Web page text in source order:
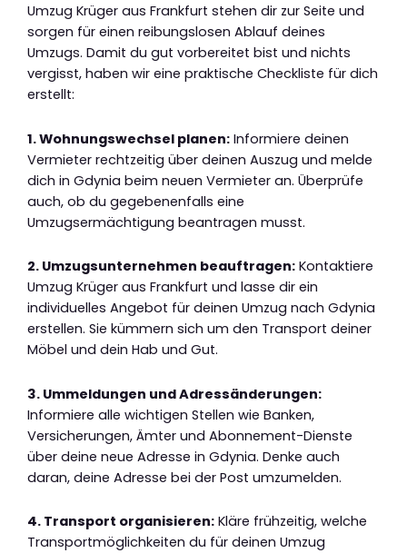
Umzug Krüger aus Frankfurt stehen dir zur Seite und
sorgen für einen reibungslosen Ablauf deines
Umzugs. Damit du gut vorbereitet bist und nichts
vergisst, haben wir eine praktische Checkliste für dich
erstellt:
1. Wohnungswechsel planen: Informiere deinen
Vermieter rechtzeitig über deinen Auszug und melde
dich in Gdynia beim neuen Vermieter an. Überprüfe
auch, ob du gegebenenfalls eine
Umzugsermächtigung beantragen musst.
2. Umzugsunternehmen beauftragen: Kontaktiere
Umzug Krüger aus Frankfurt und lasse dir ein
individuelles Angebot für deinen Umzug nach Gdynia
erstellen. Sie kümmern sich um den Transport deiner
Möbel und dein Hab und Gut.
3. Ummeldungen und Adressänderungen:
Informiere alle wichtigen Stellen wie Banken,
Versicherungen, Ämter und Abonnement-Dienste
über deine neue Adresse in Gdynia. Denke auch
daran, deine Adresse bei der Post umzumelden.
4. Transport organisieren: Kläre frühzeitig, welche
Transportmöglichkeiten du für deinen Umzug